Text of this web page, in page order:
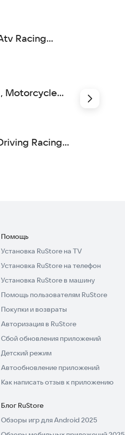
Racing
Motorcycle
Racing
Помощь
Установка RuStore на TV
Установка RuStore на телефон
Установка RuStore в машину
Помощь пользователям RuStore
Покупки и возвраты
Авторизация в RuStore
Сбой обновления приложений
Детский режим
Автообновление приложений
Как написать отзыв к приложению
Блог RuStore
Обзоры игр для Android 2025